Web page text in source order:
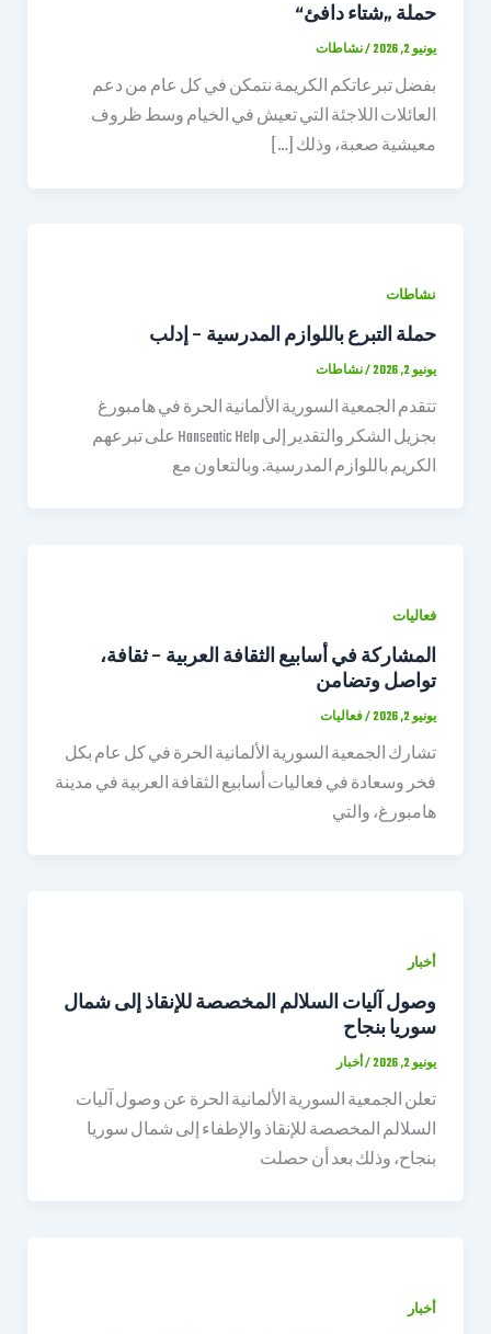
حملة „شتاء دافئ“
يونيو 2, 2026 /نشاطات
بفضل تبرعاتكم الكريمة نتمكن في كل عام من دعم
العائلات اللاجئة التي تعيش في الخيام وسط ظروف
معيشية صعبة، وذلك […]
نشاطات
حملة التبرع باللوازم المدرسية – إدلب
يونيو 2, 2026 /نشاطات
تتقدم الجمعية السورية الألمانية الحرة في هامبورغ
بجزيل الشكر والتقدير إلى Hanseatic Help على تبرعهم
الكريم باللوازم المدرسية. وبالتعاون مع
فعاليات
المشاركة في أسابيع الثقافة العربية – ثقافة،
تواصل وتضامن
يونيو 2, 2026 /فعاليات
تشارك الجمعية السورية الألمانية الحرة في كل عام بكل
فخر وسعادة في فعاليات أسابيع الثقافة العربية في مدينة
هامبورغ، والتي
أخبار
وصول آليات السلالم المخصصة للإنقاذ إلى شمال
سوريا بنجاح
يونيو 2, 2026 /أخبار
تعلن الجمعية السورية الألمانية الحرة عن وصول آليات
السلالم المخصصة للإنقاذ والإطفاء إلى شمال سوريا
بنجاح، وذلك بعد أن حصلت
أخبار